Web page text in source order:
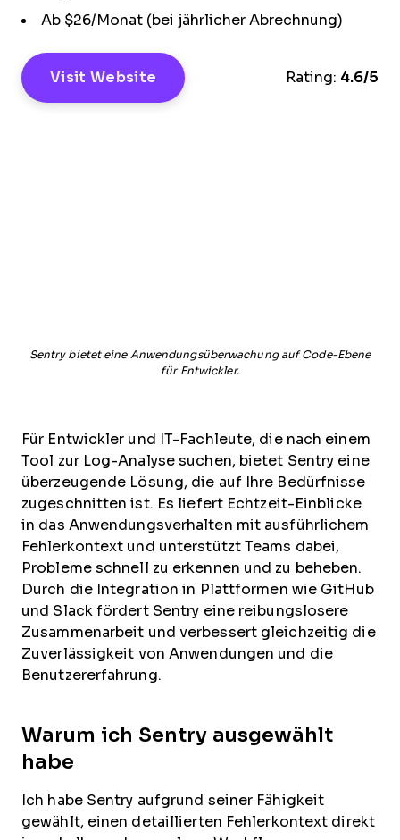
Ab $26/Monat (bei jährlicher Abrechnung)
Visit Website Rating: 4.6/5
Sentry bietet eine Anwendungsüberwachung auf Code-Ebene
für Entwickler.
Für Entwickler und IT-Fachleute, die nach einem
Tool zur Log-Analyse suchen, bietet Sentry eine
überzeugende Lösung, die auf Ihre Bedürfnisse
zugeschnitten ist. Es liefert Echtzeit-Einblicke
in das Anwendungsverhalten mit ausführlichem
Fehlerkontext und unterstützt Teams dabei,
Probleme schnell zu erkennen und zu beheben.
Durch die Integration in Plattformen wie GitHub
und Slack fördert Sentry eine reibungslosere
Zusammenarbeit und verbessert gleichzeitig die
Zuverlässigkeit von Anwendungen und die
Benutzererfahrung.
Warum ich Sentry ausgewählt
habe
Ich habe Sentry aufgrund seiner Fähigkeit
gewählt, einen detaillierten Fehlerkontext direkt